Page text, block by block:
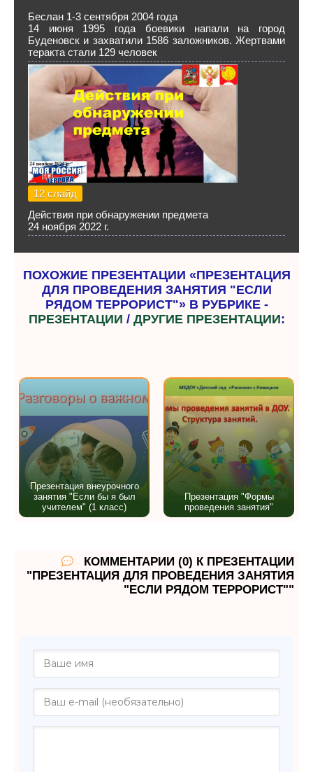
Беслан 1-3 сентября 2004 года
14 июня 1995 года боевики напали на город
Буденовск и захватили 1586 заложников. Жертвами
теракта стали 129 человек
12 слайд
Действия при обнаружении предмета
24 ноября 2022 г.
ПОХОЖИЕ ПРЕЗЕНТАЦИИ «ПРЕЗЕНТАЦИЯ
ДЛЯ ПРОВЕДЕНИЯ ЗАНЯТИЯ "ЕСЛИ
РЯДОМ ТЕРРОРИСТ"» В РУБРИКЕ -
ПРЕЗЕНТАЦИИ / ДРУГИЕ ПРЕЗЕНТАЦИИ:
Презентация внеурочного
занятия "Если бы я был
учителем" (1 класс)
Презентация "Формы
проведения занятия"
КОММЕНТАРИИ (0) К ПРЕЗЕНТАЦИИ
"ПРЕЗЕНТАЦИЯ ДЛЯ ПРОВЕДЕНИЯ ЗАНЯТИЯ
"ЕСЛИ РЯДОМ ТЕРРОРИСТ""